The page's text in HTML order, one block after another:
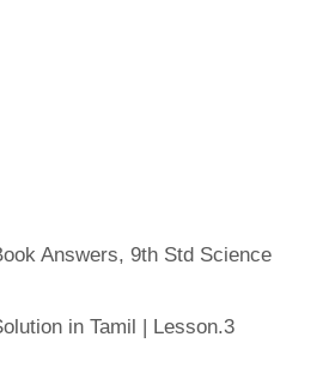
Answers,9th Std Science
in Tamil | Lesson.3